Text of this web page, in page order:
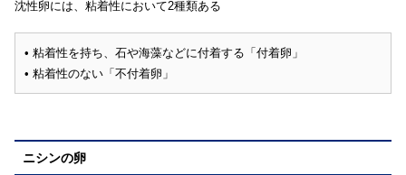
沈性卵には、粘着性において2種類ある
• 粘着性を持ち、石や海藻などに付着する「付着卵」
• 粘着性のない「不付着卵」
ニシンの卵